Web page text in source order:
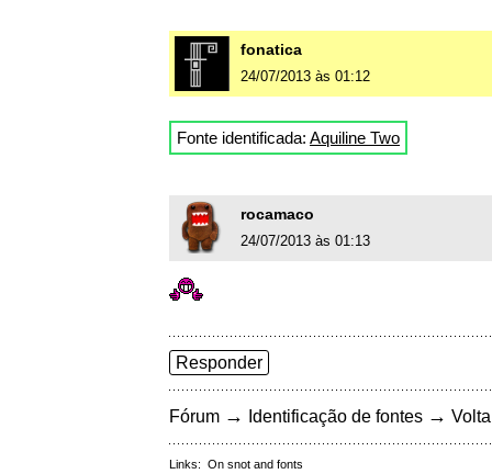
fonatica
24/07/2013 às 01:12
Fonte identificada: Aquiline Two
rocamaco
24/07/2013 às 01:13
Responder
Fórum → Identificação de fontes →
Links: On snot and fonts